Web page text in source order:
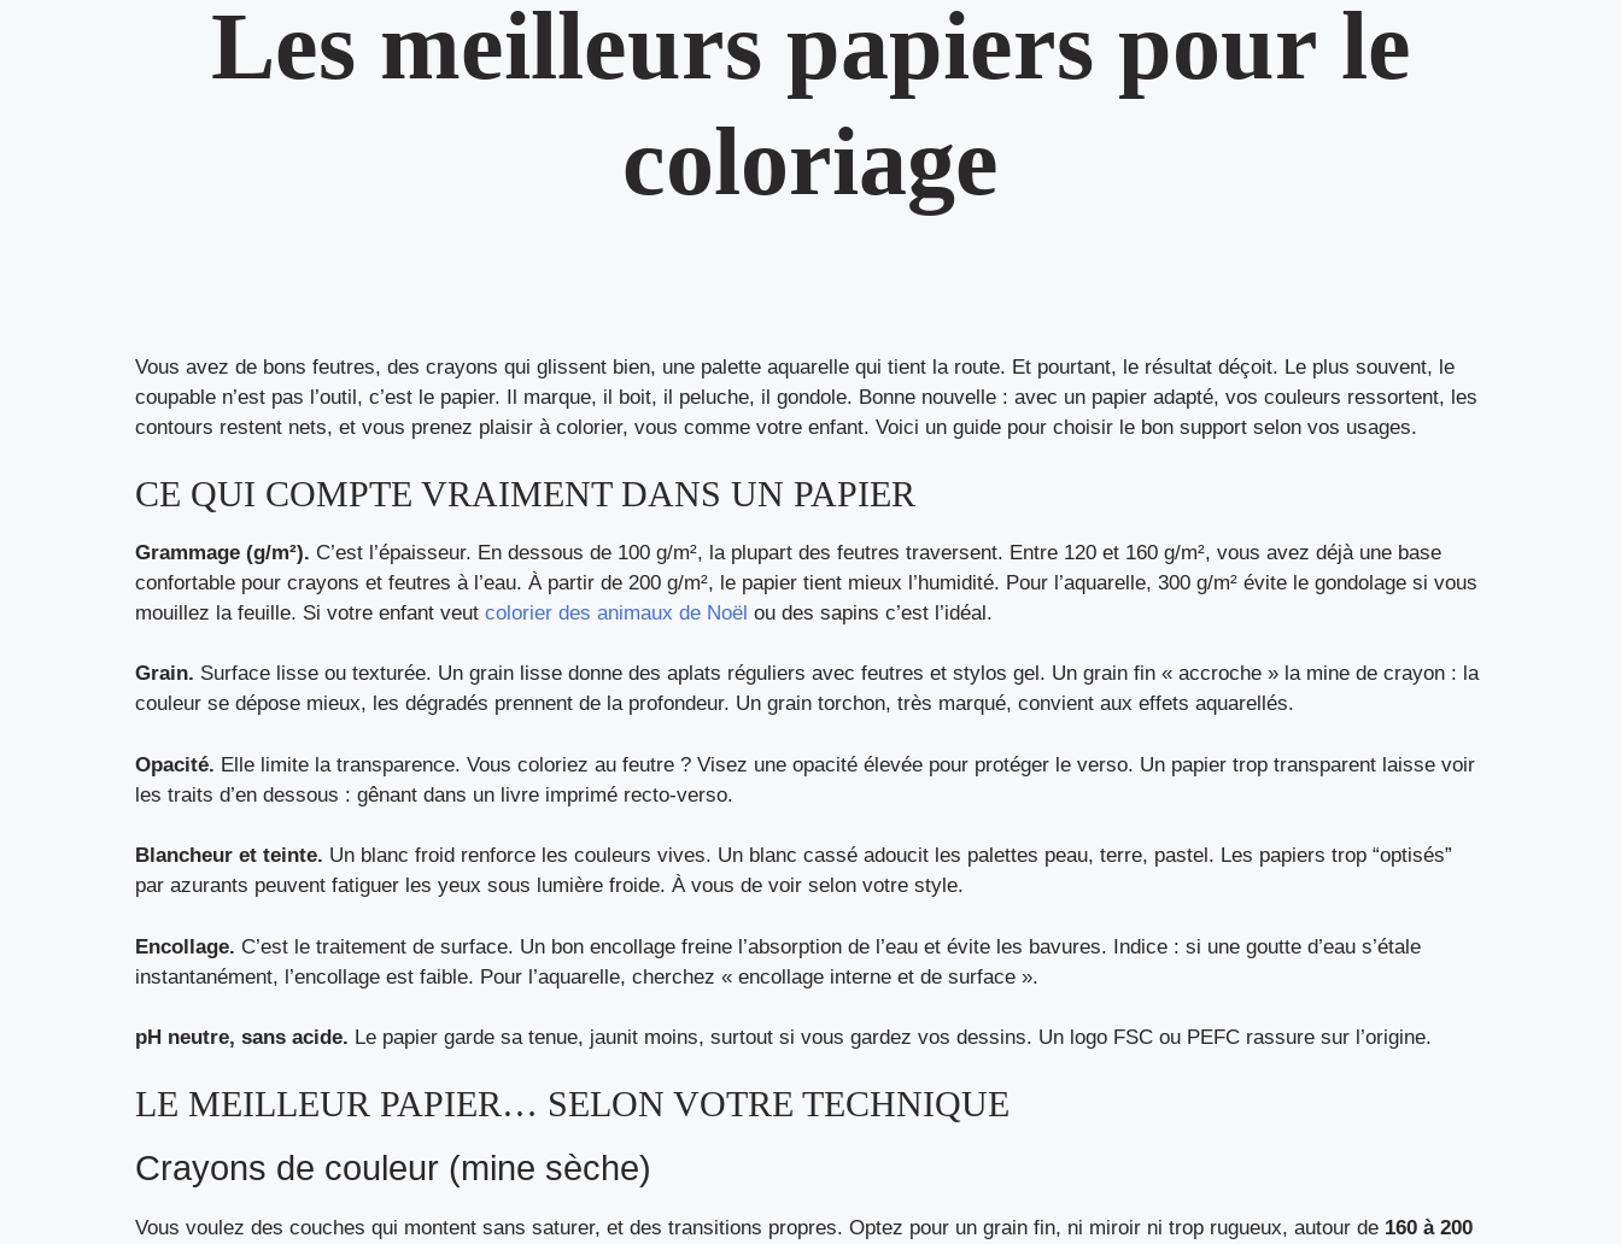
Les meilleurs papiers pour le
coloriage
Vous avez de bons feutres, des crayons qui glissent bien, une palette aquarelle qui tient la route. Et pourtant, le résultat déçoit. Le plus souvent, le
coupable n’est pas l’outil, c’est le papier. Il marque, il boit, il peluche, il gondole. Bonne nouvelle : avec un papier adapté, vos couleurs ressortent, les
contours restent nets, et vous prenez plaisir à colorier, vous comme votre enfant. Voici un guide pour choisir le bon support selon vos usages.
CE QUI COMPTE VRAIMENT DANS UN PAPIER
Grammage (g/m²). C’est l’épaisseur. En dessous de 100 g/m², la plupart des feutres traversent. Entre 120 et 160 g/m², vous avez déjà une base
confortable pour crayons et feutres à l’eau. À partir de 200 g/m², le papier tient mieux l’humidité. Pour l’aquarelle, 300 g/m² évite le gondolage si vous
mouillez la feuille. Si votre enfant veut colorier des animaux de Noël ou des sapins c’est l’idéal.
Grain. Surface lisse ou texturée. Un grain lisse donne des aplats réguliers avec feutres et stylos gel. Un grain fin « accroche » la mine de crayon : la
couleur se dépose mieux, les dégradés prennent de la profondeur. Un grain torchon, très marqué, convient aux effets aquarellés.
Opacité. Elle limite la transparence. Vous coloriez au feutre ? Visez une opacité élevée pour protéger le verso. Un papier trop transparent laisse voir
les traits d’en dessous : gênant dans un livre imprimé recto-verso.
Blancheur et teinte. Un blanc froid renforce les couleurs vives. Un blanc cassé adoucit les palettes peau, terre, pastel. Les papiers trop “optisés”
par azurants peuvent fatiguer les yeux sous lumière froide. À vous de voir selon votre style.
Encollage. C’est le traitement de surface. Un bon encollage freine l’absorption de l’eau et évite les bavures. Indice : si une goutte d’eau s’étale
instantanément, l’encollage est faible. Pour l’aquarelle, cherchez « encollage interne et de surface ».
pH neutre, sans acide. Le papier garde sa tenue, jaunit moins, surtout si vous gardez vos dessins. Un logo FSC ou PEFC rassure sur l’origine.
LE MEILLEUR PAPIER… SELON VOTRE TECHNIQUE
Crayons de couleur (mine sèche)
Vous voulez des couches qui montent sans saturer, et des transitions propres. Optez pour un grain fin, ni miroir ni trop rugueux, autour de 160 à 200